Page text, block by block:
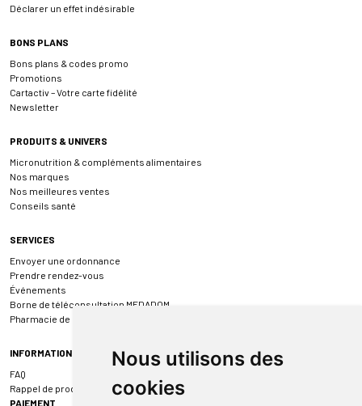
Nous utilisons des
cookies
Déclarer un effet indésirable
BONS PLANS
Bons plans & codes promo
Promotions
Cartactiv – Votre carte fidélité
Newsletter
PRODUITS & UNIVERS
Micronutrition & compléments alimentaires
Nos marques
Nos meilleures ventes
Conseils santé
SERVICES
Envoyer une ordonnance
Prendre rendez-vous
Événements
Borne de téléconsultation MEDADOM
Pharmacie de garde
INFORMATIONS
FAQ
Rappel de produit
PAIEMENT